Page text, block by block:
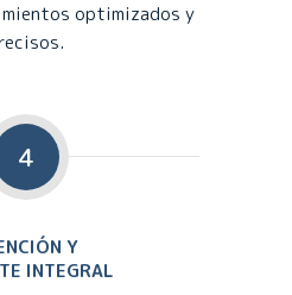
optimizados y
4
Y
INTEGRAL